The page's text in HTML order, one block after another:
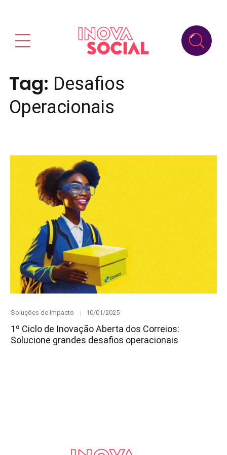
Tag: Desafios
Operacionais
Category
Soluções de Impacto
Posted
10/01/2025
1º Ciclo de Inovação Aberta dos Correios:
Solucione grandes desafios operacionais